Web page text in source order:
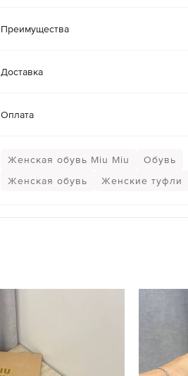
Преимущества
Доставка
Оплата
Женская обувь Miu Miu
Обувь
Женская обувь
Женские туфли